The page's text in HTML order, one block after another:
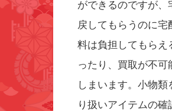
ができるのですが
戻してもらうのに
料は負担してもらえ
ったり、買取が不
しまいます。小物
り扱いアイテムの確